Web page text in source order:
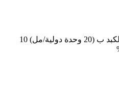
الدقة: استخلاص معيار التهاب الكبد ب (20 وحدة دولية/مل) 10